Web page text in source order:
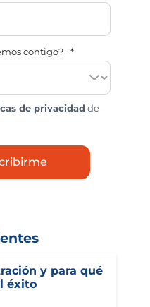
contigo? *
de privacidad de
y para qué
éxito